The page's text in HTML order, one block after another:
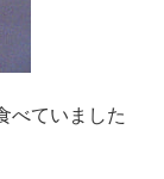
べていました